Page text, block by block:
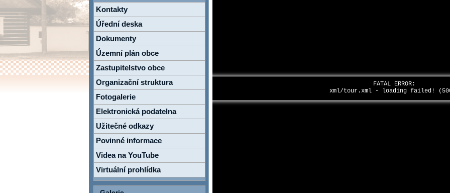
Kontakty
Úřední deska
Dokumenty
Územní plán obce
Zastupitelstvo obce
Organizační struktura
Fotogalerie
Elektronická podatelna
Užitečné odkazy
Povinné informace
Videa na YouTube
Virtuální prohlídka